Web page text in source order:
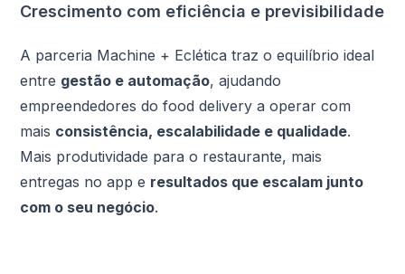
Crescimento com eficiência e previsibilidade
A parceria Machine + Eclética traz o equilíbrio ideal
entre gestão e automação, ajudando
empreendedores do food delivery a operar com
mais consistência, escalabilidade e qualidade.
Mais produtividade para o restaurante, mais
entregas no app e resultados que escalam junto
com o seu negócio.